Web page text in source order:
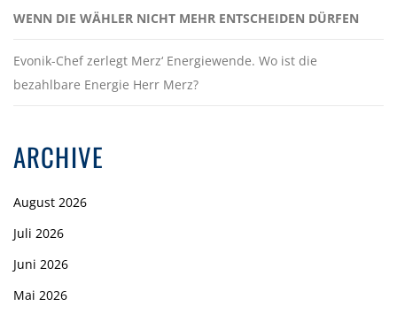
WENN DIE WÄHLER NICHT MEHR ENTSCHEIDEN DÜRFEN
Evonik-Chef zerlegt Merz‘ Energiewende. Wo ist die
bezahlbare Energie Herr Merz?
ARCHIVE
August 2026
Juli 2026
Juni 2026
Mai 2026